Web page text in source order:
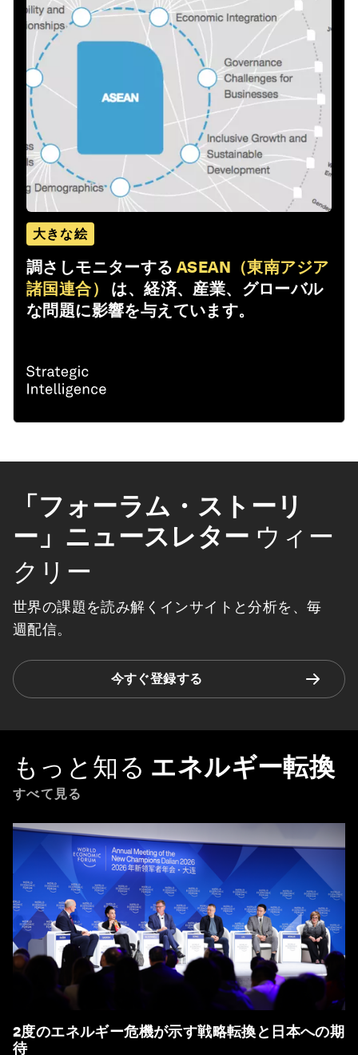
大きな絵
調さしモニターする ASEAN（東南アジア
諸国連合）
は、経済、産業、グローバル
な問題に影響を与えています。
「フォーラム・ストーリ
ー」ニュースレター ウィー
クリー
世界の課題を読み解くインサイトと分析を、毎
週配信。
今すぐ登録する
もっと知る エネルギー転換
すべて見る
2度のエネルギー危機が示す戦略転換と日本への期
待